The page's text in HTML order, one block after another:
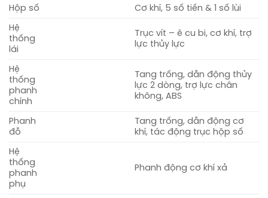
Hộp số Cơ khí, 5 số tiến & 1 số lùi
Hệ
thống
lái
Trục vít – ê cu bi, cơ khí, trợ
lực thủy lực
Hệ
thống
phanh
chính
Tang trống, dẫn động thủy
lực 2 dòng, trợ lực chân
không, ABS
Phanh
đỗ
Tang trống, dẫn động cơ
khí, tác động trục hộp số
Hệ
thống
phanh
phụ
Phanh động cơ khí xả